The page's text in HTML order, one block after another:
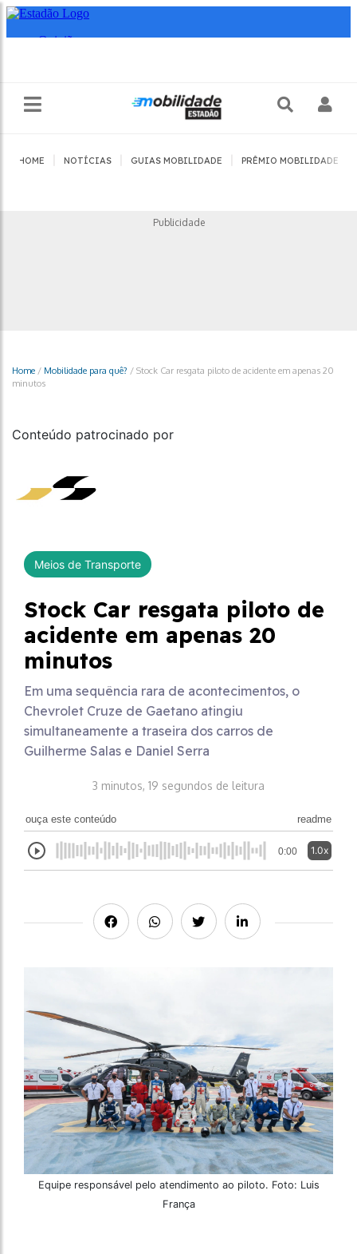
HOME NOTÍCIAS GUIAS MOBILIDADE PRÊMIO MOBILIDADE
Publicidade
Home / Mobilidade para quê? / Stock Car resgata piloto de acidente em apenas 20
minutos
Conteúdo patrocinado por
Meios de Transporte
Stock Car resgata piloto de
acidente em apenas 20
minutos
Em uma sequência rara de acontecimentos, o
Chevrolet Cruze de Gaetano atingiu
simultaneamente a traseira dos carros de
Guilherme Salas e Daniel Serra
3 minutos, 19 segundos de leitura
ouça este conteúdo readme
0:00 1.0x
Equipe responsável pelo atendimento ao piloto. Foto: Luis
França